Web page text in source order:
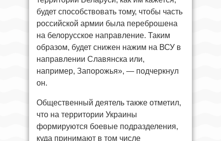
будет способствовать тому, чтобы часть
российской армии была переброшена
на белорусское направление. Таким
образом, будет снижен нажим на ВСУ в
направлении Славянска или,
например, Запорожья», — подчеркнул
он.
Общественный деятель также отметил,
что на территории Украины
формируются боевые подразделения,
куда принимают в том числе